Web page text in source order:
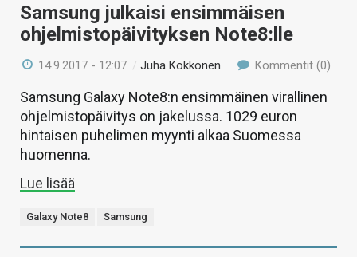
HAKU
Samsung julkaisi ensimmäisen
ohjelmistopäivityksen Note8:lle
14.9.2017 - 12:07 /Juha Kokkonen Kommentit (0)
Samsung Galaxy Note8:n ensimmäinen virallinen
ohjelmistopäivitys on jakelussa. 1029 euron
hintaisen puhelimen myynti alkaa Suomessa
huomenna.
Lue lisää
Galaxy Note8 Samsung